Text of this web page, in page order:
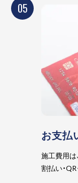
05
お支払
施工費用は
割払い・